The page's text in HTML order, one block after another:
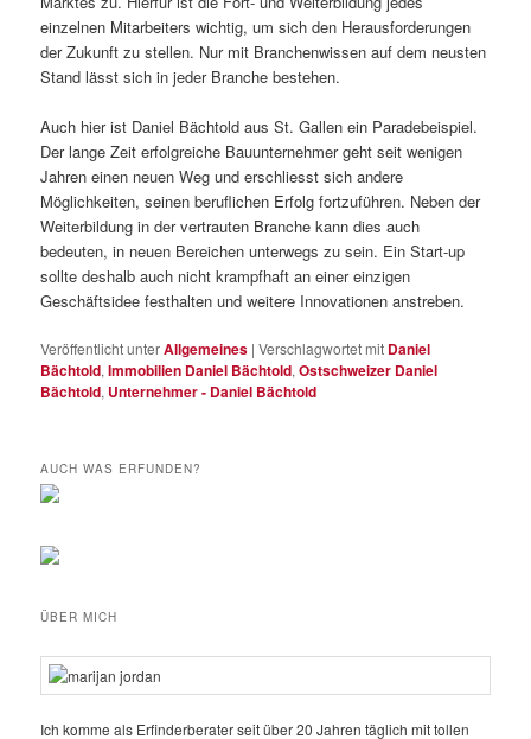
einzelnen Mitarbeiters wichtig, um sich den Herausforderungen
der Zukunft zu stellen. Nur mit Branchenwissen auf dem neusten
Stand lässt sich in jeder Branche bestehen.
Auch hier ist Daniel Bächtold aus St. Gallen ein Paradebeispiel.
Der lange Zeit erfolgreiche Bauunternehmer geht seit wenigen
Jahren einen neuen Weg und erschliesst sich andere
Möglichkeiten, seinen beruflichen Erfolg fortzuführen. Neben der
Weiterbildung in der vertrauten Branche kann dies auch
bedeuten, in neuen Bereichen unterwegs zu sein. Ein Start-up
sollte deshalb auch nicht krampfhaft an einer einzigen
Geschäftsidee festhalten und weitere Innovationen anstreben.
Veröffentlicht unterAllgemeines |Verschlagwortet mit Daniel
Bächtold,Immobilien Daniel Bächtold,Ostschweizer Daniel
Bächtold, Unternehmer - Daniel Bächtold
AUCH WAS ERFUNDEN?
ÜBER MICH
Ich komme als Erfinderberater seit über 20 Jahren täglich mit tollen